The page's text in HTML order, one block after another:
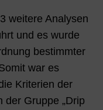
weitere Analysen
und es wurde
bestimmter
war es
Kriterien der
der Gruppe „Drip